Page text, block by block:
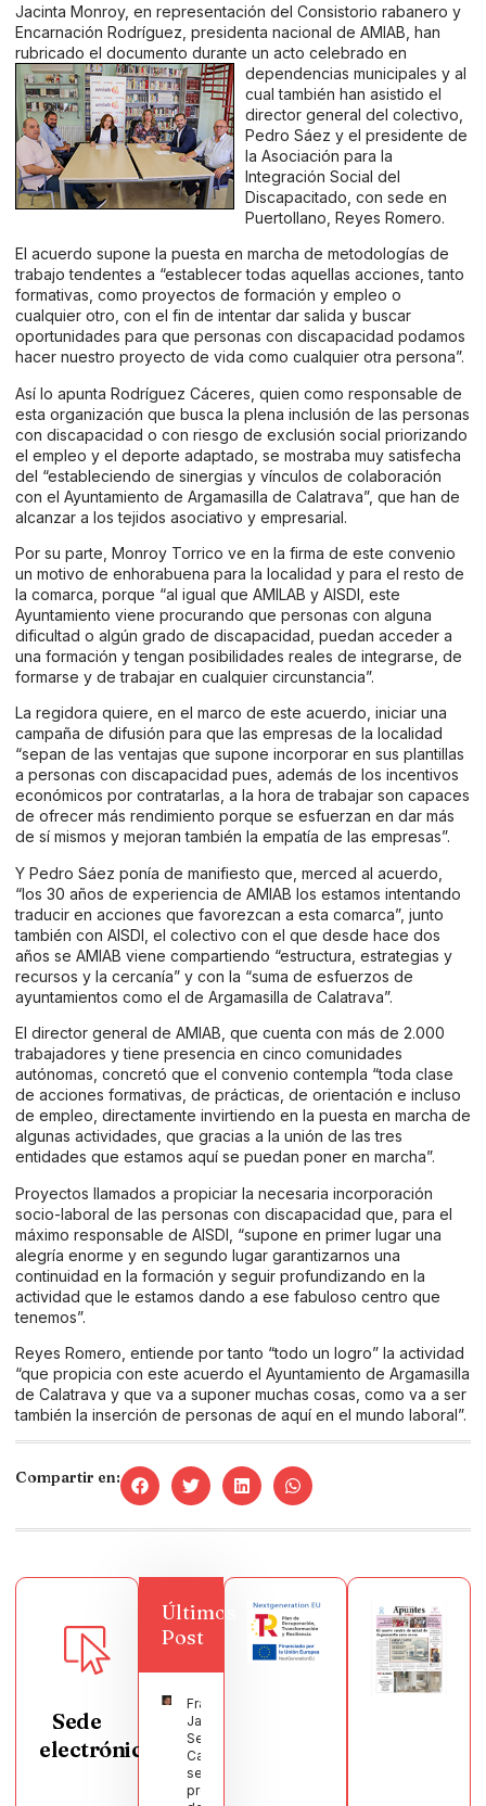
Jacinta Monroy, en representación del Consistorio rabanero y
Encarnación Rodríguez, presidenta nacional de AMIAB, han
rubricado el documento durante un acto celebrado en
dependencias municipales y al
cual también han asistido el
director general del colectivo,
Pedro Sáez y el presidente de
la Asociación para la
Integración Social del
Discapacitado, con sede en
Puertollano, Reyes Romero.
El acuerdo supone la puesta en marcha de metodologías de
trabajo tendentes a “establecer todas aquellas acciones, tanto
formativas, como proyectos de formación y empleo o
cualquier otro, con el fin de intentar dar salida y buscar
oportunidades para que personas con discapacidad podamos
hacer nuestro proyecto de vida como cualquier otra persona”.
Así lo apunta Rodríguez Cáceres, quien como responsable de
esta organización que busca la plena inclusión de las personas
con discapacidad o con riesgo de exclusión social priorizando
el empleo y el deporte adaptado, se mostraba muy satisfecha
del “estableciendo de sinergias y vínculos de colaboración
con el Ayuntamiento de Argamasilla de Calatrava”, que han de
alcanzar a los tejidos asociativo y empresarial.
Por su parte, Monroy Torrico ve en la firma de este convenio
un motivo de enhorabuena para la localidad y para el resto de
la comarca, porque “al igual que AMILAB y AISDI, este
Ayuntamiento viene procurando que personas con alguna
dificultad o algún grado de discapacidad, puedan acceder a
una formación y tengan posibilidades reales de integrarse, de
formarse y de trabajar en cualquier circunstancia”.
La regidora quiere, en el marco de este acuerdo, iniciar una
campaña de difusión para que las empresas de la localidad
“sepan de las ventajas que supone incorporar en sus plantillas
a personas con discapacidad pues, además de los incentivos
económicos por contratarlas, a la hora de trabajar son capaces
de ofrecer más rendimiento porque se esfuerzan en dar más
de sí mismos y mejoran también la empatía de las empresas”.
Y Pedro Sáez ponía de manifiesto que, merced al acuerdo,
“los 30 años de experiencia de AMIAB los estamos intentando
traducir en acciones que favorezcan a esta comarca”, junto
también con AISDI, el colectivo con el que desde hace dos
años se AMIAB viene compartiendo “estructura, estrategias y
recursos y la cercanía” y con la “suma de esfuerzos de
ayuntamientos como el de Argamasilla de Calatrava”.
El director general de AMIAB, que cuenta con más de 2.000
trabajadores y tiene presencia en cinco comunidades
autónomas, concretó que el convenio contempla “toda clase
de acciones formativas, de prácticas, de orientación e incluso
de empleo, directamente invirtiendo en la puesta en marcha de
algunas actividades, que gracias a la unión de las tres
entidades que estamos aquí se puedan poner en marcha”.
Proyectos llamados a propiciar la necesaria incorporación
socio-laboral de las personas con discapacidad que, para el
máximo responsable de AISDI, “supone en primer lugar una
alegría enorme y en segundo lugar garantizarnos una
continuidad en la formación y seguir profundizando en la
actividad que le estamos dando a ese fabuloso centro que
tenemos”.
Reyes Romero, entiende por tanto “todo un logro” la actividad
“que propicia con este acuerdo el Ayuntamiento de Argamasilla
de Calatrava y que va a suponer muchas cosas, como va a ser
también la inserción de personas de aquí en el mundo laboral”.
Compartir en:
Sede
electrónica
Últimos
Post
Francisco
Javier
Segura
Castellanos
será el
pregonero